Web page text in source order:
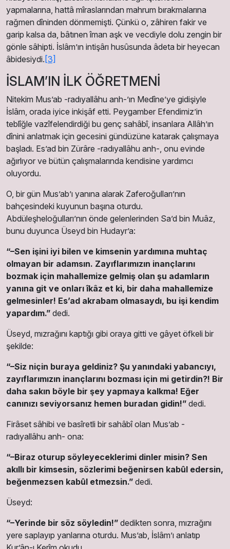
yapmalarına, hattâ mîraslarından mahrum bırakmalarına
rağmen dîninden dön­memişti. Çünkü o, zâhiren fakir ve
garip kalsa da, bâtınen îman aşk ve vecdiyle dolu zengin bir
gönle sâhipti. İslâm’ın intişârı husûsunda âdeta bir heyecan
âbidesiydi. [3]
İSLAM’IN İLK ÖĞRETMENİ
Nitekim Mus’ab -radıyallâhu anh-’ın Medîne’ye gidişiyle
İslâm, orada iyice inkişâf etti. Peygamber Efendimiz’in
teblîğle vazîfelendirdiği bu genç sahâbî, insanlara Allâh’ın
dînini anlatmak için gecesini gündüzüne katarak çalışmaya
başladı. Es’ad bin Zürâre -radıyallâhu anh-, onu evinde
ağırlıyor ve bütün çalışmalarında kendisine yardımcı
oluyordu.
O, bir gün Mus’ab’ı yanına alarak Zaferoğulları’nın
bahçesindeki kuyunun başına oturdu.
Abdüleşheloğulları’nın önde gelenlerinden Sa’d bin Muâz,
bunu duyunca Üseyd bin Hudayr’a:
“–Sen işini iyi bilen ve kimsenin yardımına muhtaç
olmayan bir adamsın. Zayıflarımızın inançlarını
bozmak için mahallemize gelmiş olan şu adamların
yanına git ve onları îkâz et ki, bir daha mahallemize
gelmesinler! Es’ad akrabam olmasaydı, bu işi kendim
yapardım.” dedi.
Üseyd, mızrağını kaptığı gibi oraya gitti ve gâyet öfkeli bir
şekilde:
“–Siz niçin buraya geldiniz? Şu yanındaki yabancıyı,
zayıflarımızın inançlarını bozması için mi getirdin?! Bir
daha sakın böyle bir şey yapmaya kalkma! Eğer
canınızı seviyorsanız hemen buradan gidin!” dedi.
Firâset sâhibi ve basîretli bir sahâbî olan Mus’ab -
radıyallâhu anh- ona:
“–Biraz oturup söyleyeceklerimi dinler misin? Sen
akıllı bir kimsesin, sözlerimi beğenirsen kabûl edersin,
beğenmezsen kabûl etmezsin.” dedi.
Üseyd:
“–Yerinde bir söz söyledin!” dedikten sonra, mızrağını
yere saplayıp yanlarına oturdu. Mus’ab, İslâm’ı anlatıp